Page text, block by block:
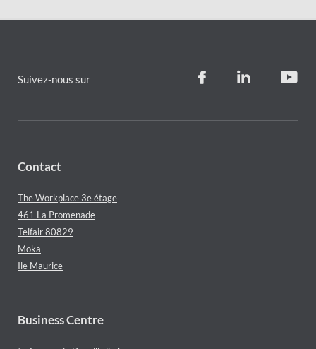
Suivez-nous sur
Contact
The Workplace 3e étage
461 La Promenade
Telfair 80829
Moka
Ile Maurice
Business Centre